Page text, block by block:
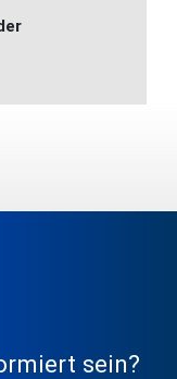
sein?